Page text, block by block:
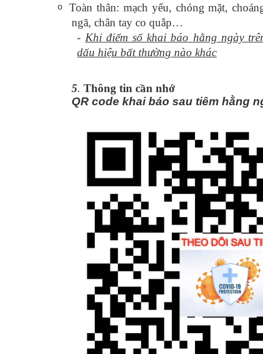
o
Toàn thân: mạch yếu, chóng mặt,
ngã, chân tay co quắp…
- Khi điểm số khai báo hằng ngày
dấu hiệu bất thường nào khác
5. Thông tin cần nhớ
QR code khai báo sau tiêm hằng